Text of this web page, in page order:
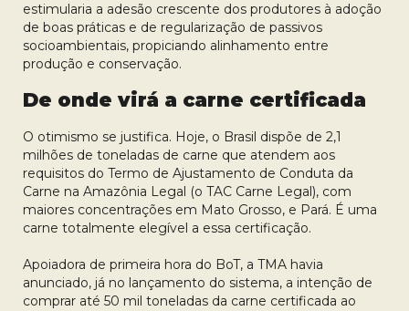
estimularia a adesão crescente dos produtores à adoção
de boas práticas e de regularização de passivos
socioambientais, propiciando alinhamento entre
produção e conservação.
De onde virá a carne certificada
O otimismo se justifica. Hoje, o Brasil dispõe de 2,1
milhões de toneladas de carne que atendem aos
requisitos do Termo de Ajustamento de Conduta da
Carne na Amazônia Legal (o TAC Carne Legal), com
maiores concentrações em Mato Grosso, e Pará. É uma
carne totalmente elegível a essa certificação.
Apoiadora de primeira hora do BoT, a TMA havia
anunciado, já no lançamento do sistema, a intenção de
comprar até 50 mil toneladas da carne certificada ao